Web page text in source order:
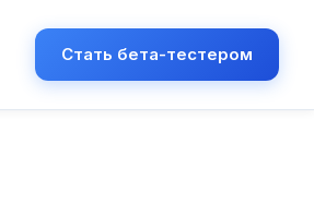
Стать бета-тестером